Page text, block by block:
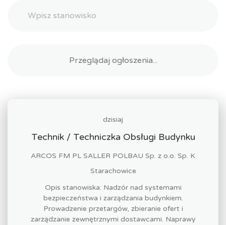
dzisiaj
Technik / Techniczka Obsługi Budynku
ARCOS FM PL SALLER POLBAU Sp. z o.o. Sp. K
Starachowice
Opis stanowiska: Nadzór nad systemami
bezpieczeństwa i zarządzania budynkiem.
Prowadzenie przetargów, zbieranie ofert i
zarządzanie zewnętrznymi dostawcami. Naprawy